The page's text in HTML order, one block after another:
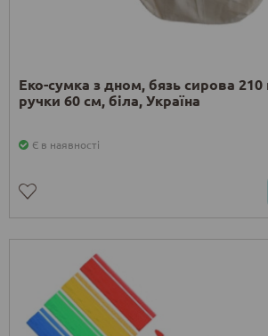
Еко-сумка з дном, бязь сирова 210
ручки 60 см, біла, Україна
Є в наявності